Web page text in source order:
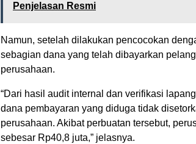
Penjelasan Resmi
Namun, setelah dilakukan pencocokan
sebagian dana yang telah dibayarkan
perusahaan.
“Dari hasil audit internal dan verifikasi
dana pembayaran yang diduga tidak
perusahaan. Akibat perbuatan tersebut,
sebesar Rp40,8 juta,” jelasnya.